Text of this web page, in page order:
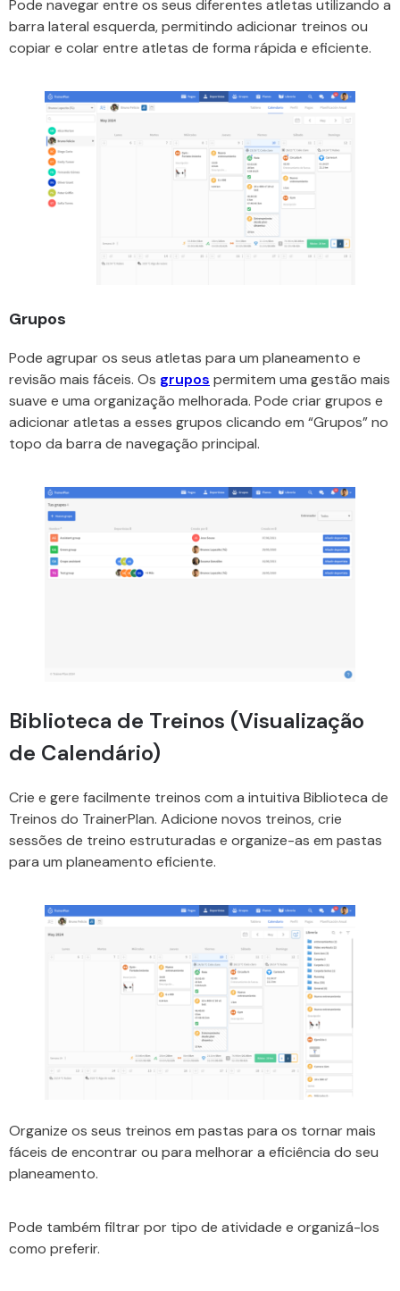
Pode navegar entre os seus diferentes atletas utilizando a
barra lateral esquerda, permitindo adicionar treinos ou
copiar e colar entre atletas de forma rápida e eficiente.
Grupos
Pode agrupar os seus atletas para um planeamento e
revisão mais fáceis. Os grupos permitem uma gestão mais
suave e uma organização melhorada. Pode criar grupos e
adicionar atletas a esses grupos clicando em “Grupos” no
topo da barra de navegação principal.
Biblioteca de Treinos (Visualização
de Calendário)
Crie e gere facilmente treinos com a intuitiva Biblioteca de
Treinos do TrainerPlan. Adicione novos treinos, crie
sessões de treino estruturadas e organize-as em pastas
para um planeamento eficiente.
Organize os seus treinos em pastas para os tornar mais
fáceis de encontrar ou para melhorar a eficiência do seu
planeamento.
Pode também filtrar por tipo de atividade e organizá-los
como preferir.